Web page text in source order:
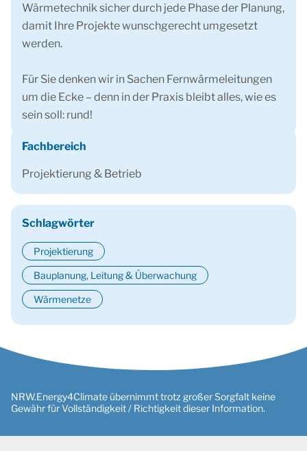
Wärmetechnik sicher durch jede Phase der Planung,
damit Ihre Projekte wunschgerecht umgesetzt
werden.
Für Sie denken wir in Sachen Fernwärmeleitungen
um die Ecke – denn in der Praxis bleibt alles, wie es
sein soll: rund!
Fachbereich
Projektierung & Betrieb
Schlagwörter
Projektierung
Bauplanung, Leitung & Überwachung
Wärmenetze
NRW.Energy4Climate übernimmt trotz großer Sorgfalt keine
Gewähr für Vollständigkeit / Richtigkeit dieser Information.